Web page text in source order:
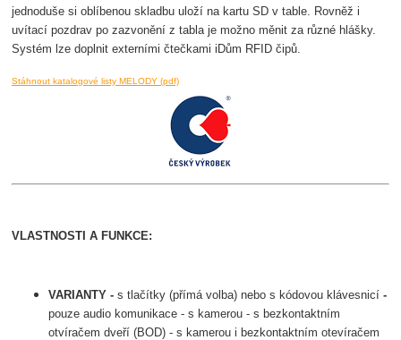
jednoduše si oblíbenou skladbu uloží na kartu SD v table. Rovněž i
uvítací pozdrav po zazvonění z tabla je možno měnit za různé hlášky.
Systém lze doplnit externími čtečkami iDům RFID čipů.
Stáhnout katalogové listy MELODY (pdf)
VLASTNOSTI A FUNKCE:
VARIANTY -s tlačítky (přímá volba) nebo s kódovou klávesnicí-
pouze audio komunikace - s kamerou - s bezkontaktním
otvíračem dveří (BOD) - s kamerou i bezkontaktním otevíračem